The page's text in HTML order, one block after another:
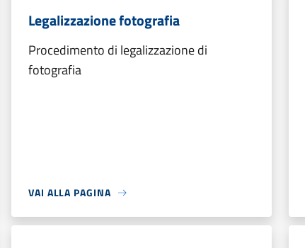
Legalizzazione fotografia
Procedimento di legalizzazione di
fotografia
VAI ALLA PAGINA